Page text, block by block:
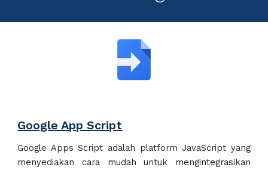
Google App Script
Google Apps Script adalah platform JavaScript yang
menyediakan cara mudah untuk mengintegrasikan